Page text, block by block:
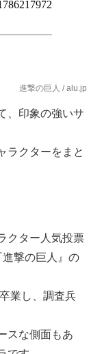
進撃の巨人 / alu.jp
、印象の強いサ
ラクターをまと
クター人気投票
撃の巨人』の
業し、調査兵
スな側面もあ